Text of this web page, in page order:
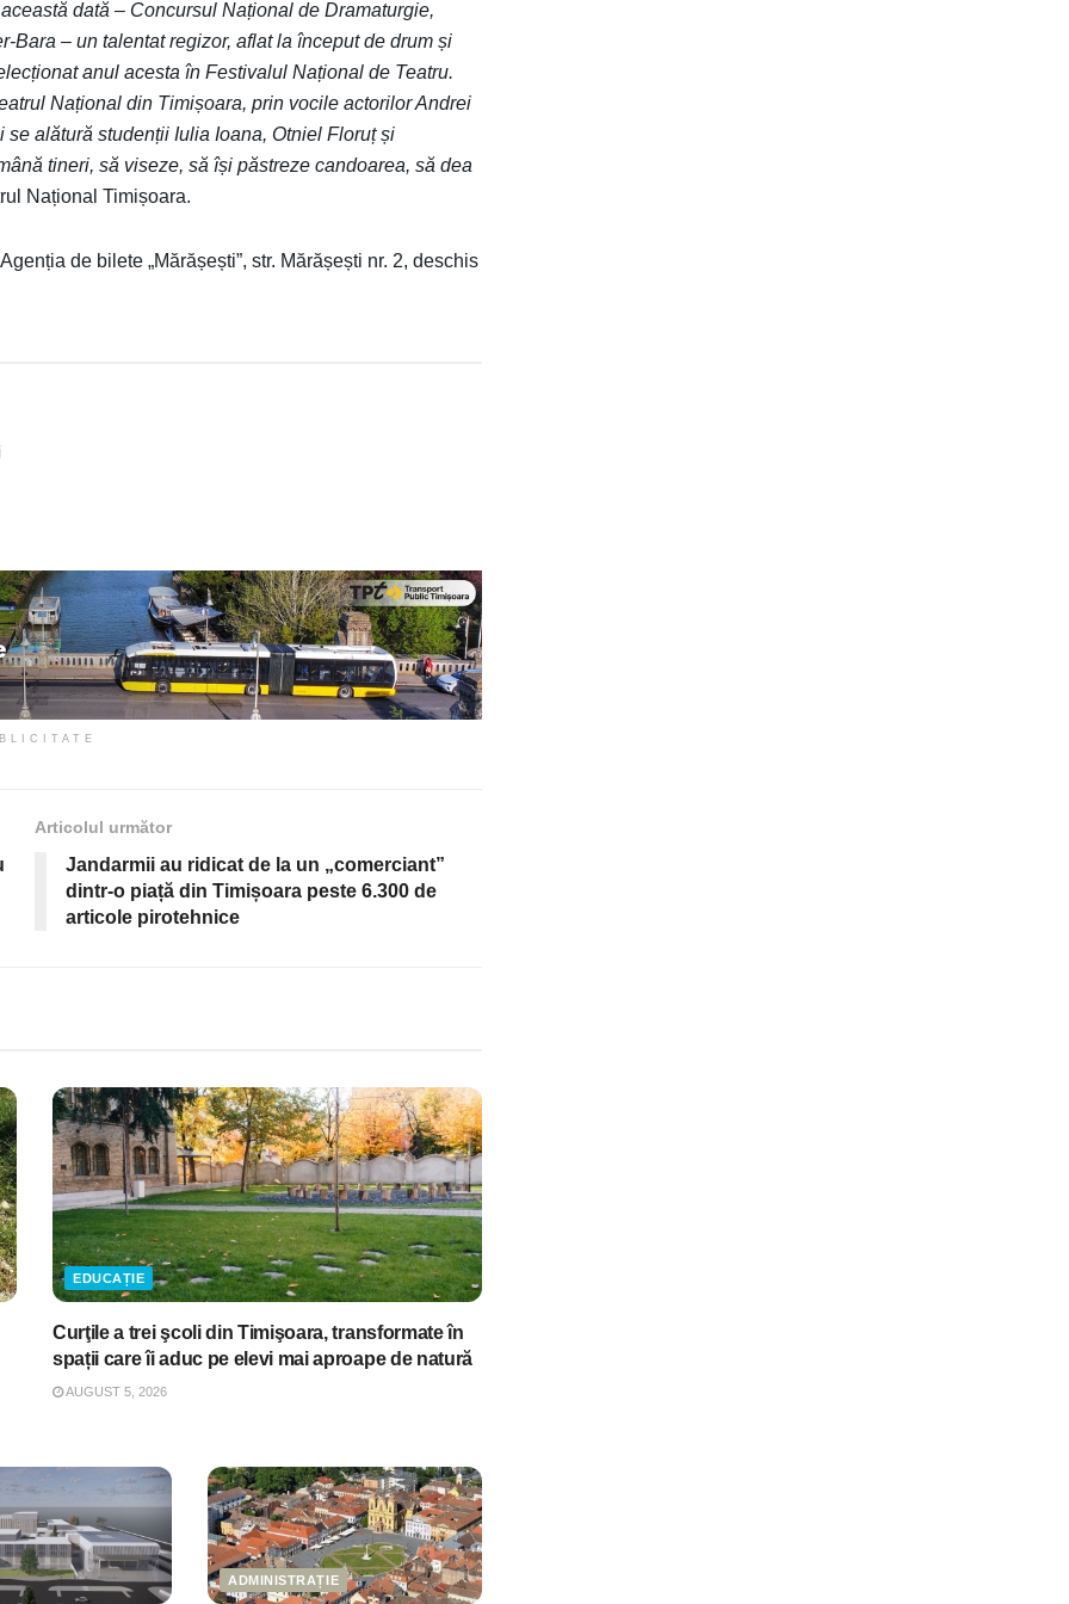
dată – Concursul Național de Dramaturgie,
Bara – un talentat regizor, aflat la început de drum și
anul acesta în Festivalul Național de Teatru.
Național din Timișoara, prin vocile actorilor Andrei
alătură studenții Iulia Ioana, Otniel Floruț și
tineri, să viseze, să își păstreze candoarea, să dea
Național Timișoara.
de bilete „Mărășești”, str. Mărășești nr. 2, deschis
Articolul următor
Jandarmii au ridicat de la un „comerciant”
dintr-o piață din Timișoara peste 6.300 de
articole pirotehnice
EDUCAȚIE
Curţile a trei şcoli din Timişoara, transformate în
spații care îi aduc pe elevi mai aproape de natură
AUGUST 5, 2026
ADMINISTRAȚIE